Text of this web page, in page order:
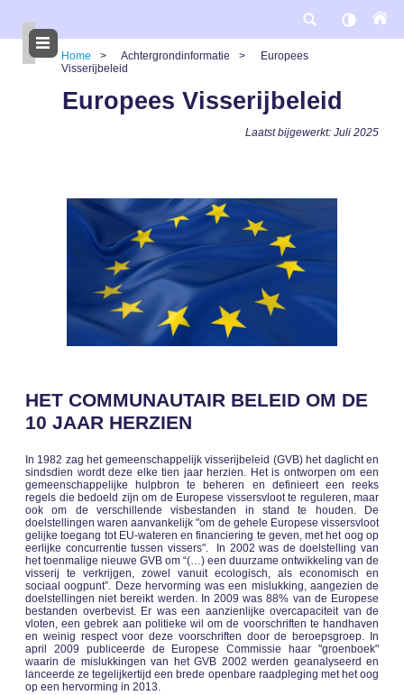
inhoud
Kruimelpad
Home Achtergrondinformatie
Europees
Visserijbeleid
Europees Visserijbeleid
Laatst bijgewerkt: Juli 2025
HET COMMUNAUTAIR BELEID OM DE
10 JAAR HERZIEN
In 1982 zag het gemeenschappelijk visserijbeleid (GVB) het daglicht en
sindsdien wordt deze elke tien jaar herzien. Het is ontworpen om een
gemeenschappelijke hulpbron te beheren en definieert een reeks
regels die bedoeld zijn om de Europese vissersvloot te reguleren, maar
ook om de verschillende visbestanden in stand te houden. De
doelstellingen waren aanvankelijk "om de gehele Europese vissersvloot
gelijke toegang tot EU-wateren en financiering te geven, met het oog op
eerlijke concurrentie tussen vissers". In 2002 was de doelstelling van
het toenmalige nieuwe GVB om “(…) een duurzame ontwikkeling van de
visserij te verkrijgen, zowel vanuit ecologisch, als economisch en
sociaal oogpunt”. Deze hervorming was een mislukking, aangezien de
doelstellingen niet bereikt werden. In 2009 was 88% van de Europese
bestanden overbevist. Er was een aanzienlijke overcapaciteit van de
vloten, een gebrek aan politieke wil om de voorschriften te handhaven
en weinig respect voor deze voorschriften door de beroepsgroep. In
april 2009 publiceerde de Europese Commissie haar "groenboek"
waarin de mislukkingen van het GVB 2002 werden geanalyseerd en
lanceerde ze tegelijkertijd een brede openbare raadpleging met het oog
op een hervorming in 2013.